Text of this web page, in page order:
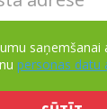
saņemšanai
personas datu